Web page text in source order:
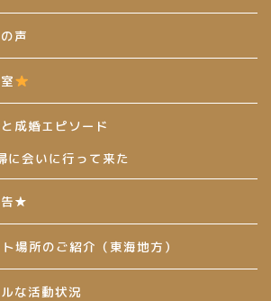
声
成婚エピソード
に会いに行って来た
告★
場所のご紹介（東海地方）
な活動状況